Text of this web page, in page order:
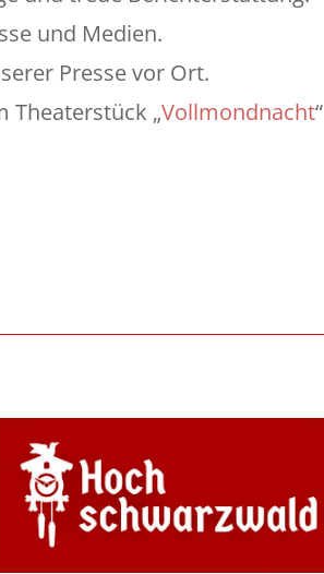
und Medien.
Presse vor Ort.
Theaterstück „Vollmondnacht“